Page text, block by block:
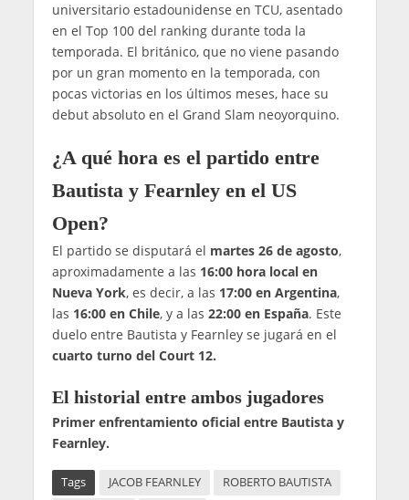
universitario estadounidense en TCU, asentado
en el Top 100 del ranking durante toda la
temporada. El británico, que no viene pasando
por un gran momento en la temporada, con
pocas victorias en los últimos meses, hace su
debut absoluto en el Grand Slam neoyorquino.
¿A qué hora es el partido entre
Bautista y Fearnley en el US
Open?
El partido se disputará el martes 26 de agosto,
aproximadamente a las 16:00 hora local en
Nueva York, es decir, a las 17:00 en Argentina,
las 16:00 en Chile, y a las 22:00 en España. Este
duelo entre Bautista y Fearnley se jugará en el
cuarto turno del Court 12.
El historial entre ambos jugadores
Primer enfrentamiento oficial entre Bautista y
Fearnley.
Tags JACOB FEARNLEY ROBERTO BAUTISTA